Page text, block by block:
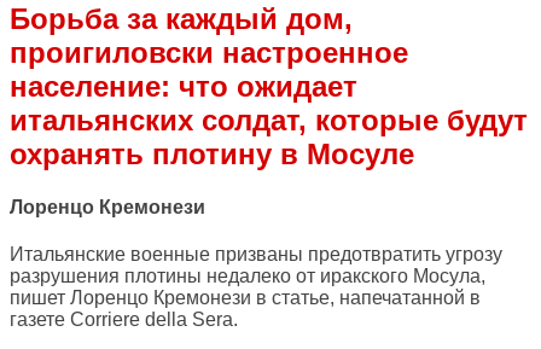
Борьба за каждый дом,
проигиловски настроенное
население: что ожидает
итальянских солдат, которые будут
охранять плотину в Мосуле
Лоренцо Кремонези
Итальянские военные призваны предотвратить угрозу
разрушения плотины недалеко от иракского Мосула,
пишет Лоренцо Кремонези в статье, напечатанной в
газете Corriere della Sera.